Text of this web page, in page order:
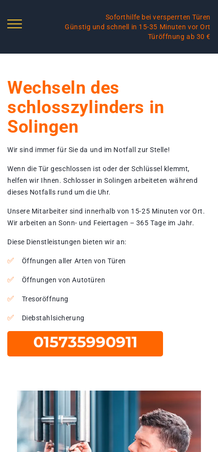
Soforthilfe bei versperrten Türen
Günstig und schnell in 15-35 Minuten vor Ort
Türöffnung ab 30 €
Wechseln des
schlosszylinders in
Solingen
Wir sind immer für Sie da und im Notfall zur Stelle!
Wenn die Tür geschlossen ist oder der Schlüssel klemmt,
helfen wir Ihnen. Schlosser in Solingen arbeiteten während
dieses Notfalls rund um die Uhr.
Unsere Mitarbeiter sind innerhalb von 15-25 Minuten vor Ort.
Wir arbeiten an Sonn- und Feiertagen – 365 Tage im Jahr.
Diese Dienstleistungen bieten wir an:
Öffnungen aller Arten von Türen
Öffnungen von Autotüren
Tresoröffnung
Diebstahlsicherung